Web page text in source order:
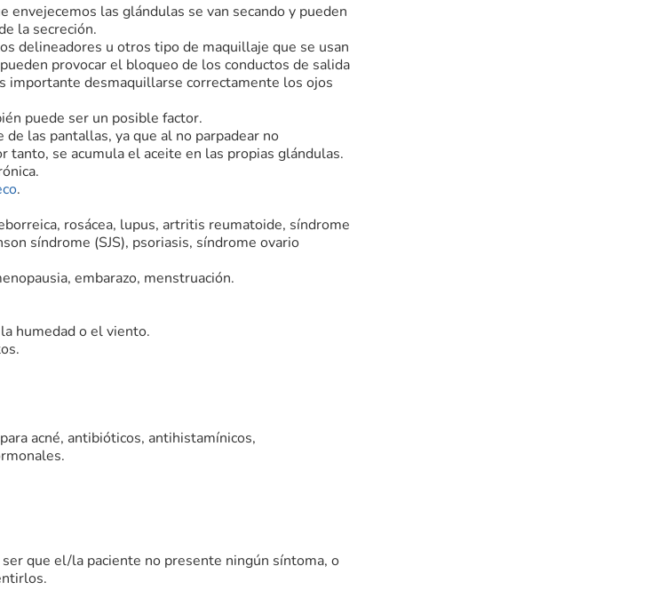
envejecemos las glándulas se van secando y pueden
la secreción.
delineadores u otros tipo de maquillaje que se usan
provocar el bloqueo de los conductos de salida
importante desmaquillarse correctamente los ojos
puede ser un posible factor.
las pantallas, ya que al no parpadear no
tanto, se acumula el aceite en las propias glándulas.
.
rosácea, lupus, artritis reumatoide, síndrome
síndrome (SJS), psoriasis, síndrome ovario
embarazo, menstruación.
humedad o el viento.
acné, antibióticos, antihistamínicos,
que el/la paciente no presente ningún síntoma, o